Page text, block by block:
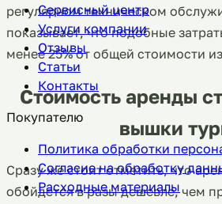
регулярном техническом
показывает, что подобные
менее 25% от общей стоимости
Стоимость аренды
вышки
Сразу же стоит отметить, что
обойдется в разы дешевле, чем
Сервисный центр
Услуги компании
Отзывы
Статьи
Контакты
Покупателю
Политика обработки
Согласие на обработку
Расходные материалы